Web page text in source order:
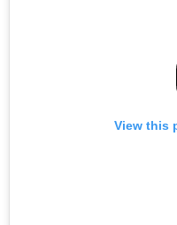
View this